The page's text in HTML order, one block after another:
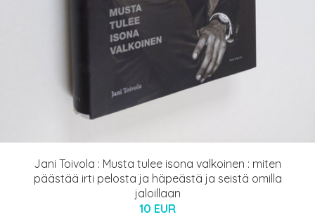
Jani Toivola : Musta tulee isona valkoinen : miten
päästää irti pelosta ja häpeästä ja seistä omilla
jaloillaan
10 EUR